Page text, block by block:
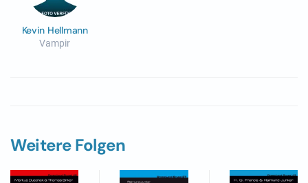
Kevin Hellmann
Vampir
Weitere Folgen